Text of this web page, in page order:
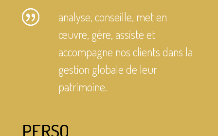
analyse, conseille, met en
œuvre, gère, assiste et
accompagne nos clients dans la
gestion globale de leur
patrimoine.
PERSO